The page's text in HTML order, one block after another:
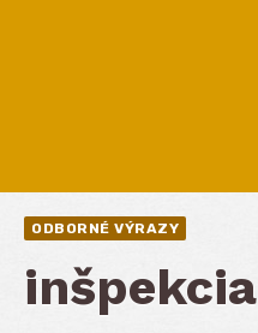
ODBORNÉ VÝRAZY
inšpekcia